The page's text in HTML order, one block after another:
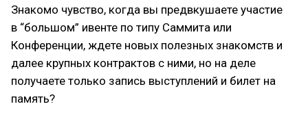
Знакомо чувство, когда вы предвкушаете участие
в “большом” ивенте по типу Саммита или
Конференции, ждете новых полезных знакомств и
далее крупных контрактов с ними, но на деле
получаете только запись выступлений и билет на
память?